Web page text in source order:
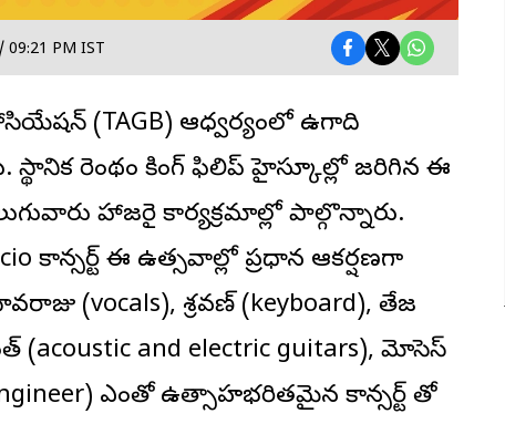
09:21 PM IST
(TAGB) ఆధ్వర్యంలో ఉగాది
రెంథం కింగ్ ఫిలిప్ హైస్కూల్లో జరిగిన ఈ
హాజరై కార్యక్రమాల్లో పాల్గొన్నారు.
కాన్సర్ట్ ఈ ఉత్సవాల్లో ప్రధాన ఆకర్షణగా
(vocals), శ్రవణ్ (keyboard), తేజ
(acoustic and electric guitars), మోసెస్
ఎంతో ఉత్సాహభరితమైన కాన్సర్ట్ తో